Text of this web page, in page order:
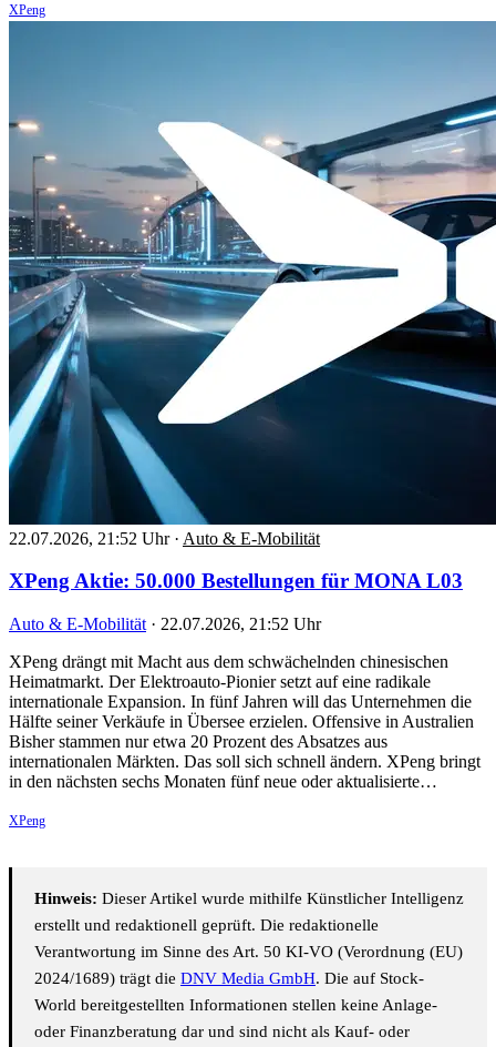
XPeng
22.07.2026, 21:52 Uhr · Auto & E-Mobilität
XPeng Aktie: 50.000 Bestellungen für MONA L03
Auto & E-Mobilität · 22.07.2026, 21:52 Uhr
XPeng drängt mit Macht aus dem schwächelnden chinesischen
Heimatmarkt. Der Elektroauto-Pionier setzt auf eine radikale
internationale Expansion. In fünf Jahren will das Unternehmen die
Hälfte seiner Verkäufe in Übersee erzielen. Offensive in Australien
Bisher stammen nur etwa 20 Prozent des Absatzes aus
internationalen Märkten. Das soll sich schnell ändern. XPeng bringt
in den nächsten sechs Monaten fünf neue oder aktualisierte…
XPeng
Hinweis: Dieser Artikel wurde mithilfe Künstlicher Intelligenz
erstellt und redaktionell geprüft. Die redaktionelle
Verantwortung im Sinne des Art. 50 KI-VO (Verordnung (EU)
2024/1689) trägt die DNV Media GmbH. Die auf Stock-
World bereitgestellten Informationen stellen keine Anlage-
oder Finanzberatung dar und sind nicht als Kauf- oder